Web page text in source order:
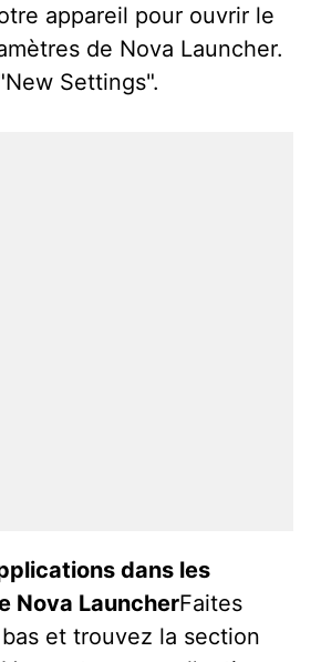
appareil pour ouvrir le
de Nova Launcher.
Settings".
dans les
Nova LauncherFaites
et trouvez la section